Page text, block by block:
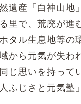
遺産「白神山地
里で、荒廃が進
タル生息地等の
から元気が失わ
じ思いを持って
ふじさと元気塾